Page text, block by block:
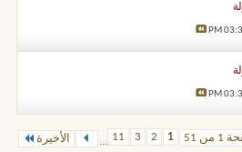
03:39
03:38
من 51 1
2
3
11
... الأخيرة